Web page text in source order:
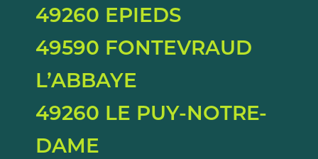
49260 EPIEDS
49590 FONTEVRAUD
L’ABBAYE
49260 LE PUY-NOTRE-
DAME